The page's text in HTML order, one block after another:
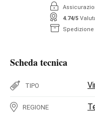
4.74/5
Scheda tecnica
TIPO
REGIONE